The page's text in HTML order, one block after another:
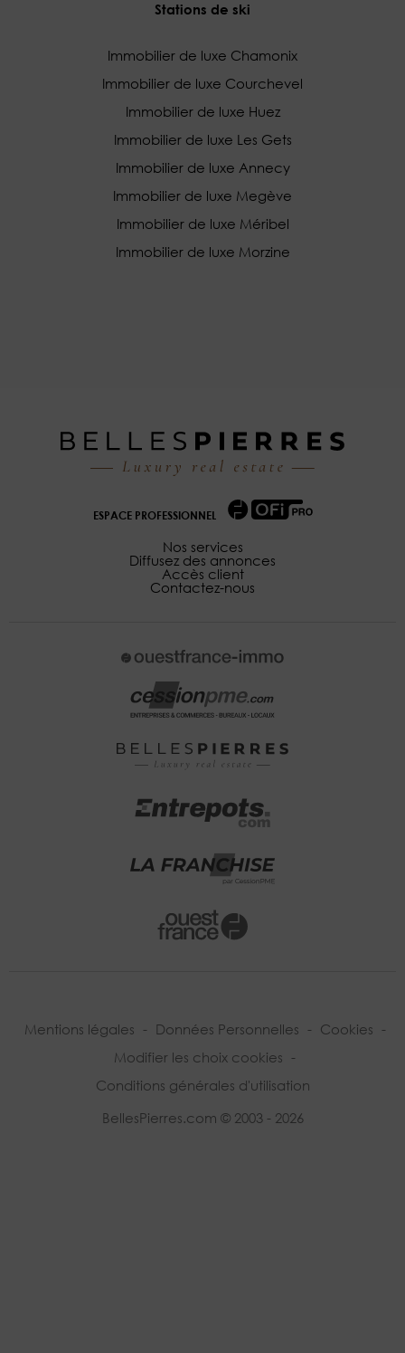
Stations de ski
Immobilier de luxe Chamonix
Immobilier de luxe Courchevel
Immobilier de luxe Huez
Immobilier de luxe Les Gets
Immobilier de luxe Annecy
Immobilier de luxe Megève
Immobilier de luxe Méribel
Immobilier de luxe Morzine
ESPACE PROFESSIONNEL
Nos services
Diffusez des annonces
Accès client
Contactez-nous
Mentions légales - Données Personnelles - Cookies -
Modifier les choix cookies -
Conditions générales d'utilisation
BellesPierres.com © 2003 - 2026